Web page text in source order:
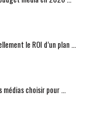
le ROI d’un plan ...
choisir pour ...